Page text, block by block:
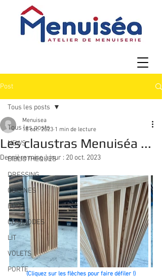
Post
Tous les posts
NEWS
BIBLIOTHEQUES
DRESSING
CUISINES
BOIS
COMMODES
LIT
VOLETS
PORTE
Tous les posts
Les claustras Menuiséa ...
Menuisea
18 oct. 2023 1 min de lecture
Dernière mise à jour : 20 oct. 2023
(Cliquez sur les flèches pour faire défiler !)